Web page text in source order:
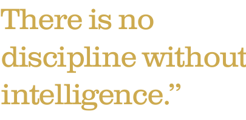
There is no
discipline
intelligence.”